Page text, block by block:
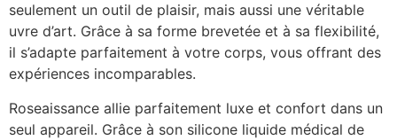
seulement un outil de plaisir, mais aussi une véritable
uvre d’art. Grâce à sa forme brevetée et à sa flexibilité,
il s’adapte parfaitement à votre corps, vous offrant des
expériences incomparables.
Roseaissance allie parfaitement luxe et confort dans un
seul appareil. Grâce à son silicone liquide médical de